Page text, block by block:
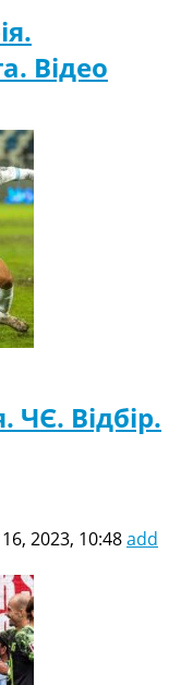
Відео
ЧЄ. Відбір.
2023, 10:48add